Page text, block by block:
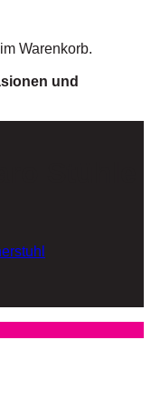
Warenkorb.
und